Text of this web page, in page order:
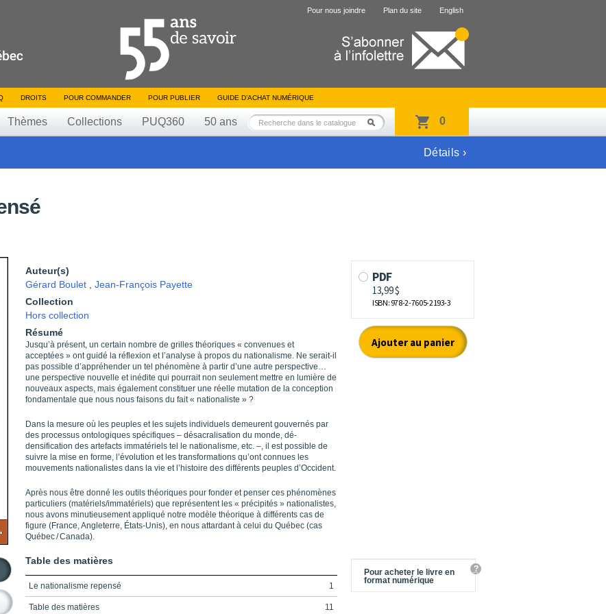
Pour nous joindre Plan du site English
DROITS POUR COMMANDER POUR PUBLIER GUIDE D’ACHAT NUMÉRIQUE
Thèmes Collections PUQ360 50 ans 0
Détails ›
Auteur(s)
Gérard Boulet
Jean-François Payette
Collection
Hors collection
Résumé
Jusqu’à présent, un certain nombre de grilles théoriques « convenues et
acceptées » ont guidé la réflexion et l’analyse à propos du nationalisme. Ne serait-il
pas possible d’appréhender un tel phénomène à partir d’une autre perspective…
une perspective nouvelle et inédite qui pourrait non seulement mettre en lumière de
nouveaux aspects, mais également constituer une réelle mutation de la conception
fondamentale que nous nous faisons du fait « nationaliste » ?
Dans la mesure où les peuples et les sujets individuels demeurent gouvernés par
des processus ontologiques spécifiques – désacralisation du monde, dé-
densification des artefacts immatériels tel le nationalisme, etc. –, il est possible de
suivre la mise en forme, l’évolution et les transformations qu’ont connues les
mouvements nationalistes dans la vie et l’histoire des différents peuples d’Occident.
Après nous être donné les outils théoriques pour fonder et penser ces phénomènes
particuliers (matériels/immatériels) que représentent les « précipités » nationalistes,
nous avons minutieusement appliqué notre modèle théorique à différents cas de
figure (France, Angleterre, États-Unis), en nous attardant à celui du Québec (cas
Québec / Canada).
Table des matières
Le nationalisme repensé 1
Table des matières 11
Pour acheter le livre en
format numérique
?